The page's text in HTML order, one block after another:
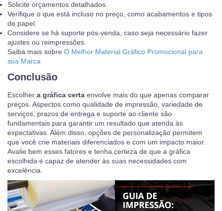
Solicite orçamentos detalhados.
Verifique o que está incluso no preço, como acabamentos e tipos
de papel.
Considere se há suporte pós-venda, caso seja necessário fazer
ajustes ou reimpressões.
Saiba mais sobre O Melhor Material Gráfico Promocional para
sua Marca
Conclusão
Escolher a gráfica certa envolve mais do que apenas comparar
preços. Aspectos como qualidade de impressão, variedade de
serviços, prazos de entrega e suporte ao cliente são
fundamentais para garantir um resultado que atenda às
expectativas. Além disso, opções de personalização permitem
que você crie materiais diferenciados e com um impacto maior.
Avalie bem esses fatores e tenha certeza de que a gráfica
escolhida é capaz de atender às suas necessidades com
excelência.